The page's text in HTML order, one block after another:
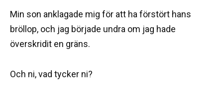
Min son anklagade mig för att ha förstört hans
bröllop, och jag började undra om jag hade
överskridit en gräns.
Och ni, vad tycker ni?